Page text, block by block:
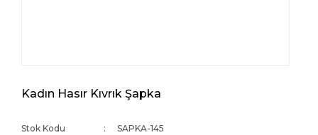
Kadın Hasır Kıvrık Şapka
Stok Kodu
SAPKA-145